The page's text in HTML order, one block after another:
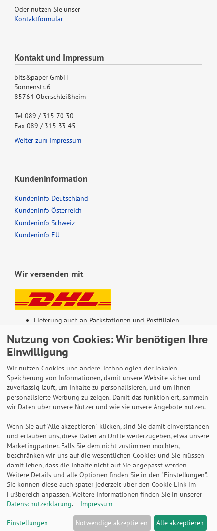
Oder nutzen Sie unser
Kontaktformular
Kontakt und Impressum
bits&paper GmbH
Sonnenstr. 6
85764 Oberschleißheim
Tel 089 / 315 70 30
Fax 089 / 315 33 45
Weiter zum Impressum
Kundeninformation
Kundeninfo Deutschland
Kundeninfo Österreich
Kundeninfo Schweiz
Kundeninfo EU
Wir versenden mit
Lieferung auch an Packstationen und Postfilialen
Bequeme Zahlung über Paypal
14 Tage Widerrufsrecht
2 Jahre Gewährleistung
Alle Texte, Grafiken, Bilder und das Layout sind
urheberrechtlich geschützt und dürfen nicht ohne
ausdrückliche, schriftliche Erlaubnis weiterverwendet werden.
© 2026 bits&paper GmbH - HAN Fachshop - HAN 18148-912 -
Papierkorb Re-LOOP, 13 Liter, 100% Recyclingmaterial, rund,
weiß
Nutzung von Cookies: Wir benötigen Ihre
Einwilligung
Wir nutzen Cookies und andere Technologien der lokalen
Speicherung von Informationen, damit unsere Website sicher und
zuverlässig läuft, um Inhalte zu personalisieren, und um Ihnen
personalisierte Werbung zu zeigen. Damit das funktioniert, sammeln
wir Daten über unsere Nutzer und wie sie unsere Angebote nutzen.
Wenn Sie auf "Alle akzeptieren" klicken, sind Sie damit einverstanden
und erlauben uns, diese Daten an Dritte weiterzugeben, etwa unsere
Marketingpartner. Falls Sie dem nicht zustimmen möchten,
beschränken wir uns auf die wesentlichen Cookies und Sie müssen
damit leben, dass die Inhalte nicht auf Sie angepasst werden.
Weitere Details und alle Optionen finden Sie in den "Einstellungen".
Sie können diese auch später jederzeit über den Cookie Link im
Fußbereich anpassen. Weitere Informationen finden Sie in unserer
Datenschutzerklärung. Impressum
Einstellungen Notwendige akzeptieren Alle akzeptieren